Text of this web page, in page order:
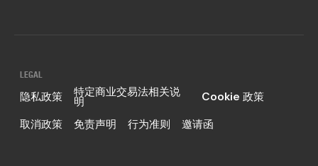
LEGAL
隐私政策 特定商业交易法相关说
明
Cookie 政策
取消政策
免责声明 行为准则 邀请函